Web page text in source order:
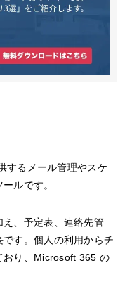
するメール管理やスケ
ルです。
、予定表、連絡先管
す。個人の利用からチ
おり、Microsoft 365 の